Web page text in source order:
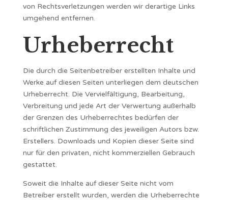
von Rechtsverletzungen werden wir derartige Links
umgehend entfernen.
Urheberrecht
Die durch die Seitenbetreiber erstellten Inhalte und
Werke auf diesen Seiten unterliegen dem deutschen
Urheberrecht. Die Vervielfältigung, Bearbeitung,
Verbreitung und jede Art der Verwertung außerhalb
der Grenzen des Urheberrechtes bedürfen der
schriftlichen Zustimmung des jeweiligen Autors bzw.
Erstellers. Downloads und Kopien dieser Seite sind
nur für den privaten, nicht kommerziellen Gebrauch
gestattet.
Soweit die Inhalte auf dieser Seite nicht vom
Betreiber erstellt wurden, werden die Urheberrechte